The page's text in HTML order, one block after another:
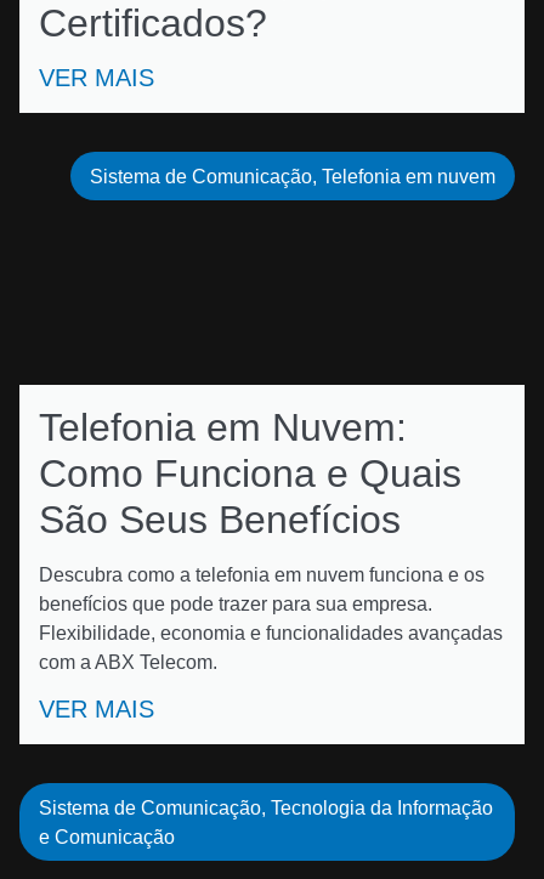
Certificados?
VER MAIS
Telefonia em Nuvem:
Como Funciona e Quais
São Seus Benefícios
Descubra como a telefonia em nuvem funciona e os
benefícios que pode trazer para sua empresa.
Flexibilidade, economia e funcionalidades avançadas
com a ABX Telecom.
VER MAIS
Sistema de Comunicação, Telefonia em nuvem
Sistema de Comunicação, Tecnologia da Informação
e Comunicação